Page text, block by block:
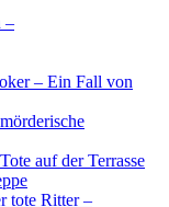
–
– Ein Fall von
auf der Terrasse
tote Ritter –